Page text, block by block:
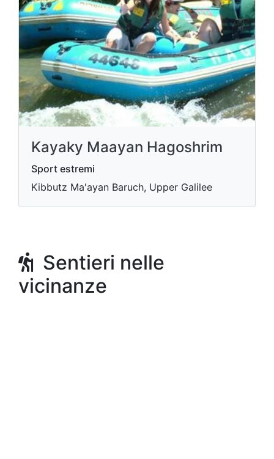
Kayaky Maayan Hagoshrim
Sport estremi
Kibbutz Ma'ayan Baruch, Upper Galilee
Sentieri nelle
vicinanze